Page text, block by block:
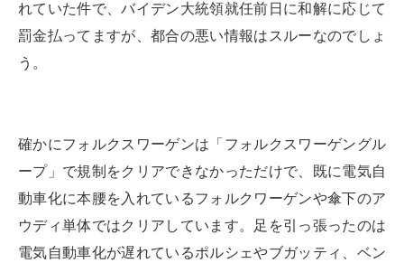
れていた件で、バイデン大統領就任前日に和解に応じて
罰金払ってますが、都合の悪い情報はスルーなのでしょ
う。
確かにフォルクスワーゲンは「フォルクスワーゲングル
ープ」で規制をクリアできなかっただけで、既に電気自
動車化に本腰を入れているフォルクワーゲンや傘下のア
ウディ単体ではクリアしています。足を引っ張ったのは
電気自動車化が遅れているポルシェやブガッティ、ベン